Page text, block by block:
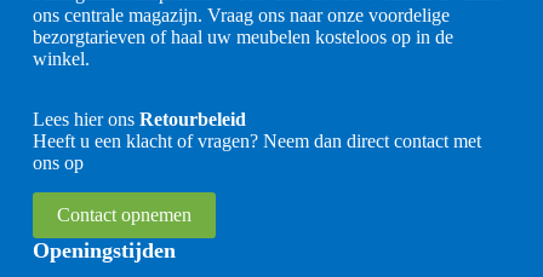
ons centrale magazijn. Vraag ons naar onze voordelige
bezorgtarieven of haal uw meubelen kosteloos op in de
winkel.
Lees hier ons Retourbeleid
Heeft u een klacht of vragen? Neem dan direct contact met
ons op
Contact opnemen
Openingstijden